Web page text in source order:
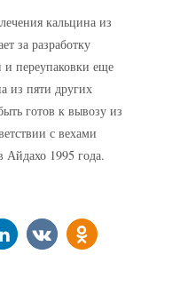
кальцина из
за разработку
и переупаковки еще
из пяти других
готов к вывозу из
с вехами
Айдахо 1995 года.